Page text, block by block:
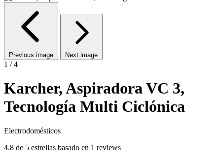
Previous image Next image
1 / 4
Karcher, Aspiradora VC 3,
Tecnología Multi Ciclónica
Electrodomésticos
4.8 de 5 estrellas basado en 1 reviews